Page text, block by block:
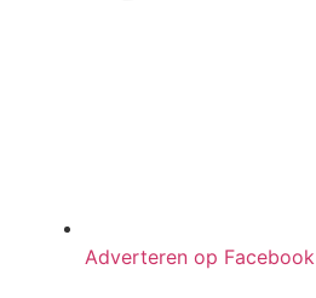
Adverteren op Facebook